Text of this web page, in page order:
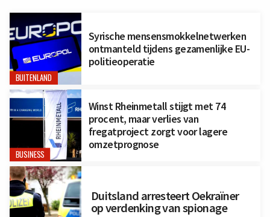
BUITENLAND
Syrische mensensmokkelnetwerken
ontmanteld tijdens gezamenlijke EU-
politieoperatie
BUSINESS
Winst Rheinmetall stijgt met 74
procent, maar verlies van
fregatproject zorgt voor lagere
omzetprognose
Duitsland arresteert Oekraïner
op verdenking van spionage